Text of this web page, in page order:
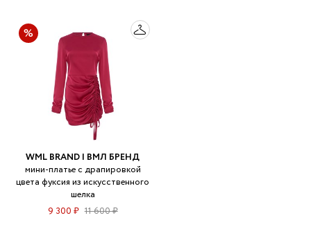
WML BRAND | ВМЛ БРЕНД
мини-платье с драпировкой
цвета фуксия из искусственного
шелка
9 300 ₽ 11 600 ₽